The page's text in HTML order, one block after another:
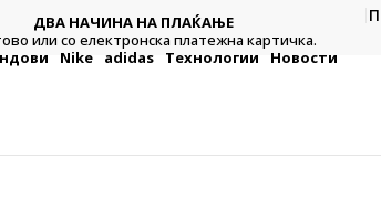
ДВА НАЧИНА НА ПЛАЌАЊЕ
или со електронска платежна картичка.
Nike adidas Технологии Новости